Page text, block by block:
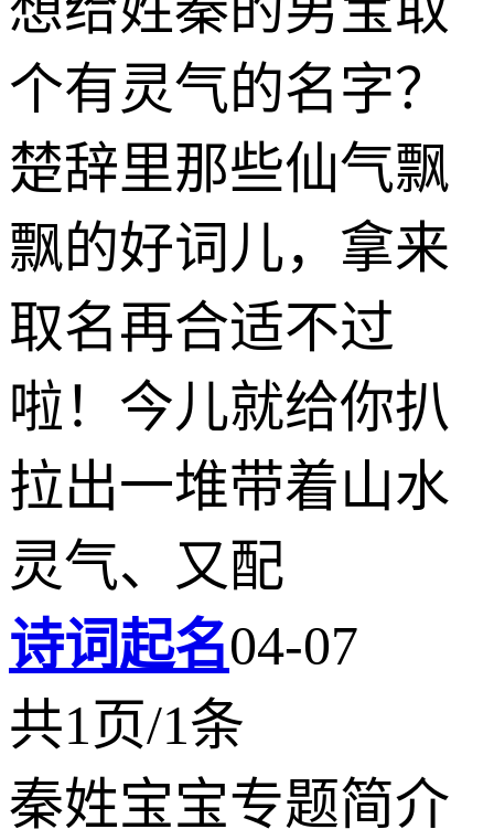
个有灵气的名字？
楚辞里那些仙气飘
飘的好词儿，拿来
取名再合适不过
啦！今儿就给你扒
拉出一堆带着山水
灵气、又配
诗词起名04-07
共1页/1条
秦姓宝宝专题简介